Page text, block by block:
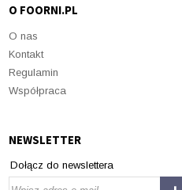
O FOORNI.PL
O nas
Kontakt
Regulamin
Współpraca
NEWSLETTER
Dołącz do newslettera